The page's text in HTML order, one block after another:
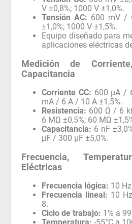
V ±0,8%; 1000 V ±1,0%.
Tensión AC: 600 mV /
±1,0%; 1000 V ±1,5%.
Equipo diseñado para
aplicaciones eléctricas
Medición de
Capacitancia
Corriente CC: 600 µA /
mA / 6 A / 10 A ±1,5%.
Resistencia: 600 Ω / 6
6 MΩ ±0,5%; 60 MΩ
Capacitancia: 6 nF
µF / 300 µF ±5,0%.
Frecuencia,
Eléctricas
Frecuencia lógica: 10
Frecuencia lineal: 10
8.
Ciclo de trabajo: 1% a